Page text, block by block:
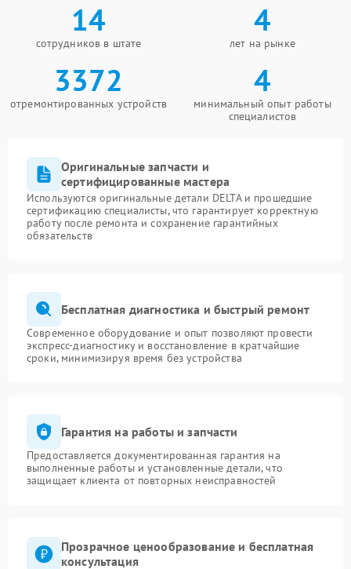
14
сотрудников в штате
4
лет на рынке
3372
отремонтированных устройств
4
минимальный опыт работы
специалистов
Оригинальные запчасти и
сертифицированные мастера
Используются оригинальные детали DELTA и прошедшие
сертификацию специалисты, что гарантирует корректную
работу после ремонта и сохранение гарантийных
обязательств
Бесплатная диагностика и быстрый ремонт
Современное оборудование и опыт позволяют провести
экспресс-диагностику и восстановление в кратчайшие
сроки, минимизируя время без устройства
Гарантия на работы и запчасти
Предоставляется документированная гарантия на
выполненные работы и установленные детали, что
защищает клиента от повторных неисправностей
Прозрачное ценообразование и бесплатная
консультация